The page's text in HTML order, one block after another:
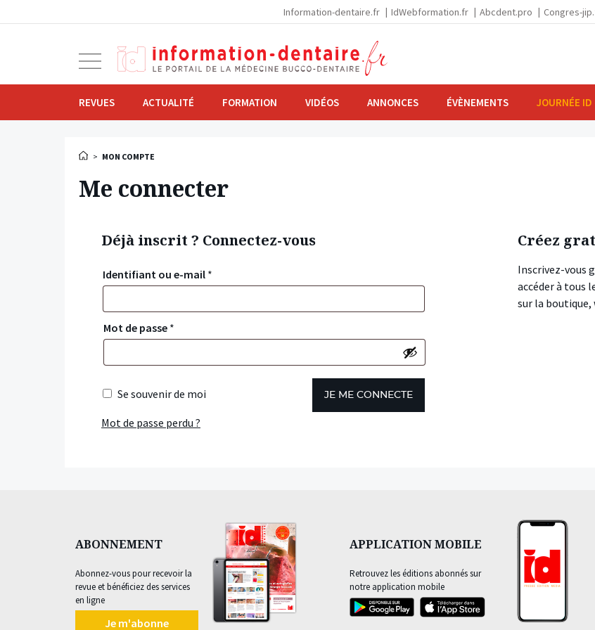
Information-dentaire.fr IdWebformation.fr Abcdent.pro Congres-
navigation
REVUES ACTUALITÉ FORMATION VIDÉOS ANNONCES ÉVÈNEMENTS JOURNÉE ID
> MON COMPTE
Me connecter
Déjà inscrit ? Connectez-vous
Identifiant ou e-mail *
Mot de passe *
Se souvenir de moi JE ME CONNECTE
Mot de passe perdu ?
Créez
Inscrivez-vous
accéder à tous
sur la
ABONNEMENT
Abonnez-vous pour recevoir la
revue et bénéficiez des services
en ligne
Je m'abonne
APPLICATION MOBILE
Retrouvez les éditions abonnés sur
notre application mobile